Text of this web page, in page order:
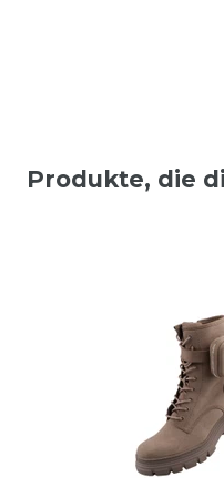
Produkte, die